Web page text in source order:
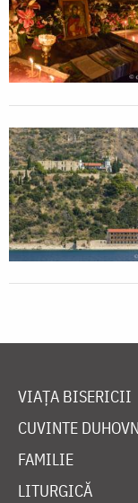
VIAȚA BISERICII
CUVINTE
FAMILIE
LITURGICĂ